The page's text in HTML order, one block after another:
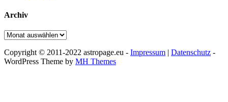
Archiv
Archiv
Copyright © 2011-2022 astropage.eu - Impressum | Datenschutz -
WordPress Theme by MH Themes